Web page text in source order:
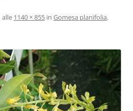
alle 1140 × 855 in Gomesa planifolia.